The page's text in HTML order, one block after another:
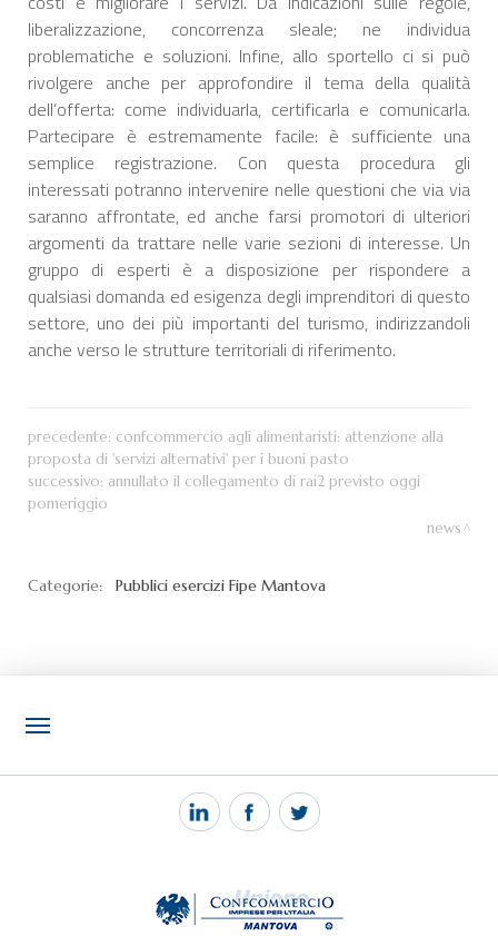
liberalizzazione, concorrenza sleale; ne individua
problematiche e soluzioni. Infine, allo sportello ci si può
rivolgere anche per approfondire il tema della qualità
dell’offerta: come individuarla, certificarla e comunicarla.
Partecipare è estremamente facile: è sufficiente una
semplice registrazione. Con questa procedura gli
interessati potranno intervenire nelle questioni che via via
saranno affrontate, ed anche farsi promotori di ulteriori
argomenti da trattare nelle varie sezioni di interesse. Un
gruppo di esperti è a disposizione per rispondere a
qualsiasi domanda ed esigenza degli imprenditori di questo
settore, uno dei più importanti del turismo, indirizzandoli
anche verso le strutture territoriali di riferimento.
precedente: confcommercio agli alimentaristi: attenzione alla
proposta di 'servizi alternativi' per i buoni pasto
successivo: annullato il collegamento di rai2 previsto oggi
pomeriggio
news
Categorie: Pubblici esercizi Fipe Mantova
NOTIZIE
PEC MANTOVA MAIL